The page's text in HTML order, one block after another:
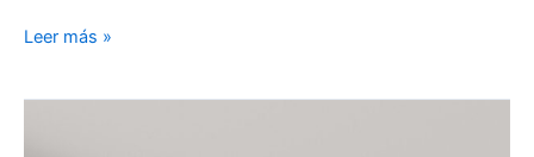
Leer más »